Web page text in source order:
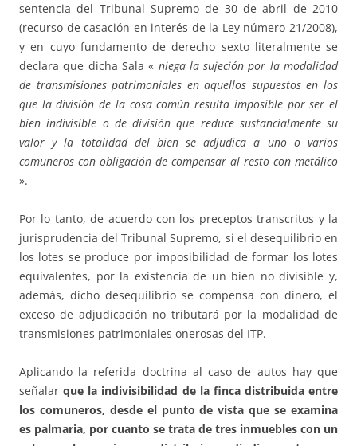
sentencia del Tribunal Supremo de 30 de abril de 2010
(recurso de casación en interés de la Ley número 21/2008),
y en cuyo fundamento de derecho sexto literalmente se
declara que dicha Sala « niega la sujeción por la modalidad
de transmisiones patrimoniales en aquellos supuestos en los
que la división de la cosa común resulta imposible por ser el
bien indivisible o de división que reduce sustancialmente su
valor y la totalidad del bien se adjudica a uno o varios
comuneros con obligación de compensar al resto con metálico
».
Por lo tanto, de acuerdo con los preceptos transcritos y la
jurisprudencia del Tribunal Supremo, si el desequilibrio en
los lotes se produce por imposibilidad de formar los lotes
equivalentes, por la existencia de un bien no divisible y,
además, dicho desequilibrio se compensa con dinero, el
exceso de adjudicación no tributará por la modalidad de
transmisiones patrimoniales onerosas del ITP.
Aplicando la referida doctrina al caso de autos hay que
señalarque la indivisibilidad de la finca distribuida entre
los comuneros, desde el punto de vista que se examina
es palmaria, por cuanto se trata de tres inmuebles con un